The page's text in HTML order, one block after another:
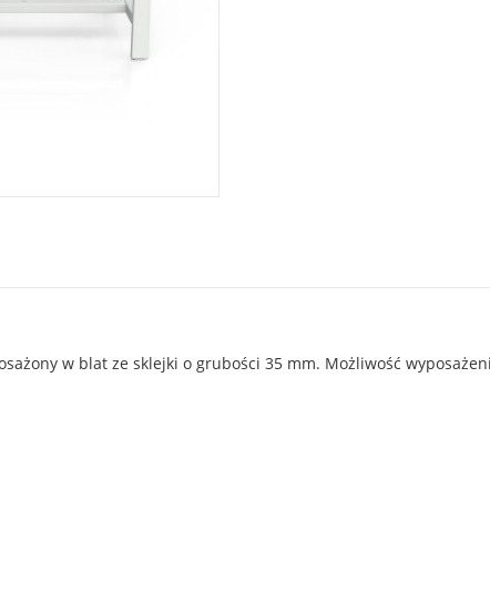
w blat ze sklejki o grubości 35 mm. Możliwość